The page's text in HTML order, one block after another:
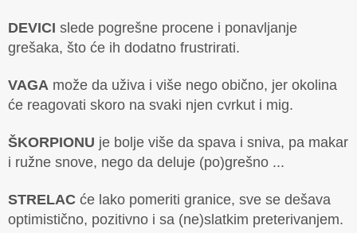
DEVICI slede pogrešne procene i ponavljanje
grešaka, što će ih dodatno frustrirati.
VAGA može da uživa i više nego obično, jer okolina
će reagovati skoro na svaki njen cvrkut i mig.
ŠKORPIONU je bolje više da spava i sniva, pa makar
i ružne snove, nego da deluje (po)grešno ...
STRELAC će lako pomeriti granice, sve se dešava
optimistično, pozitivno i sa (ne)slatkim preterivanjem.